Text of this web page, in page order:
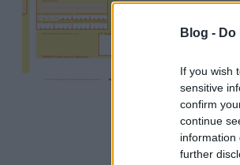
Blog -
If you wish
sensitive
confirm
continue
information
further
tanulmányozni? -